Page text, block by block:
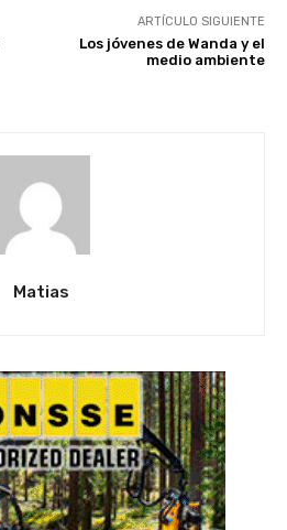
ARTÍCULO SIGUIENTE
Los jóvenes de Wanda y el
medio ambiente
Matias